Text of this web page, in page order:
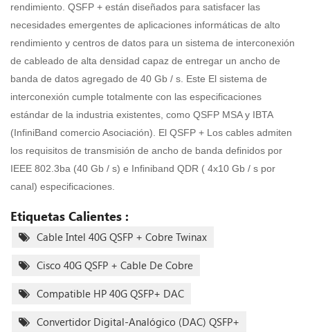
rendimiento. QSFP + están diseñados para satisfacer las
necesidades emergentes de aplicaciones informáticas de alto
rendimiento y centros de datos para un sistema de interconexión
de cableado de alta densidad capaz de entregar un ancho de
banda de datos agregado de 40 Gb / s. Este El sistema de
interconexión cumple totalmente con las especificaciones
estándar de la industria existentes, como QSFP MSA y IBTA
(InfiniBand comercio Asociación). El QSFP + Los cables admiten
los requisitos de transmisión de ancho de banda definidos por
IEEE 802.3ba (40 Gb / s) e Infiniband QDR ( 4x10 Gb / s por
canal) especificaciones.
Etiquetas Calientes :
Cable Intel 40G QSFP + Cobre Twinax
Cisco 40G QSFP + Cable De Cobre
Compatible HP 40G QSFP+ DAC
Convertidor Digital-Analógico (DAC) QSFP+